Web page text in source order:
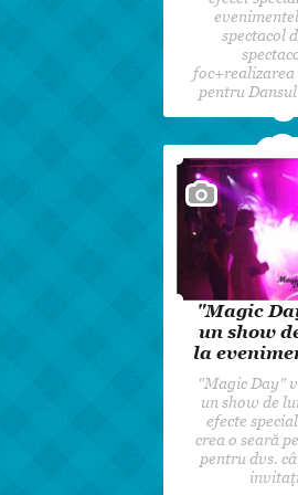
spectacol
pentru
"Magic
un show
la
"Magic Day"
un show de
efecte
crea o seară
pentru dvs.